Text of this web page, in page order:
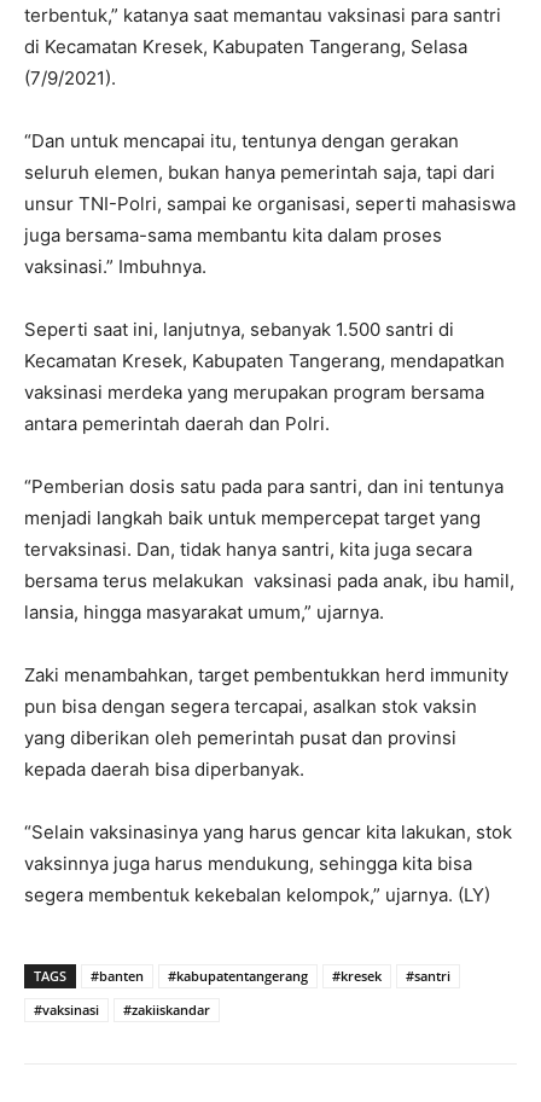
terbentuk,” katanya saat memantau vaksinasi para santri
di Kecamatan Kresek, Kabupaten Tangerang, Selasa
(7/9/2021).
“Dan untuk mencapai itu, tentunya dengan gerakan
seluruh elemen, bukan hanya pemerintah saja, tapi dari
unsur TNI-Polri, sampai ke organisasi, seperti mahasiswa
juga bersama-sama membantu kita dalam proses
vaksinasi.” Imbuhnya.
Seperti saat ini, lanjutnya, sebanyak 1.500 santri di
Kecamatan Kresek, Kabupaten Tangerang, mendapatkan
vaksinasi merdeka yang merupakan program bersama
antara pemerintah daerah dan Polri.
“Pemberian dosis satu pada para santri, dan ini tentunya
menjadi langkah baik untuk mempercepat target yang
tervaksinasi. Dan, tidak hanya santri, kita juga secara
bersama terus melakukan vaksinasi pada anak, ibu hamil,
lansia, hingga masyarakat umum,” ujarnya.
Zaki menambahkan, target pembentukkan herd immunity
pun bisa dengan segera tercapai, asalkan stok vaksin
yang diberikan oleh pemerintah pusat dan provinsi
kepada daerah bisa diperbanyak.
“Selain vaksinasinya yang harus gencar kita lakukan, stok
vaksinnya juga harus mendukung, sehingga kita bisa
segera membentuk kekebalan kelompok,” ujarnya. (LY)
TAGS #banten #kabupatentangerang #kresek
#santri
#vaksinasi
#zakiiskandar